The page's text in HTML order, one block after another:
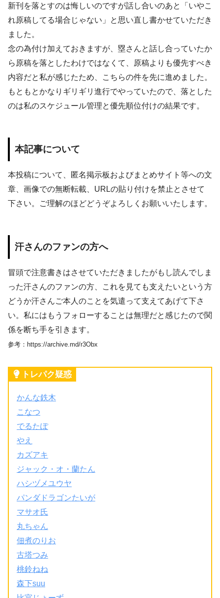
新刊を落とすのは悔しいのですが話し合いのあと「いやこ
れ原稿してる場合じゃない」と思い直し書かせていただき
ました。
念の為付け加えておきますが、塁さんと話し合っていたか
ら原稿を落としたわけではなくて、原稿よりも優先すべき
内容だと私が感じたため、こちらの件を先に進めました。
もともとかなりギリギリ進行でやっていたので、落とした
のは私のスケジュール管理と優先順位付けの結果です。
本記事について
本投稿について、匿名掲示板およびまとめサイト等への文
章、画像での無断転載、URLの貼り付けを禁止とさせて
下さい。ご理解のほどどうぞよろしくお願いいたします。
汗さんのファンの方へ
冒頭で注意書きはさせていただきましたがもし読んでしま
った汗さんのファンの方、これを見ても支えたいという方
どうか汗さんご本人のことを気遣って支えてあげて下さ
い。私にはもうフォローすることは無理だと感じたので関
係を断ち手を引きます。
参考：https://archive.md/r3Obx
トレパク疑惑
かんな鉄木
こなつ
でるたぽ
やえ
カズアキ
ジャック・オ・蘭たん
ハシヅメユウヤ
パンダドラゴンたいが
マサオ氏
丸ちゃん
佃煮のりお
古塔つみ
桃鈴ねね
森下suu